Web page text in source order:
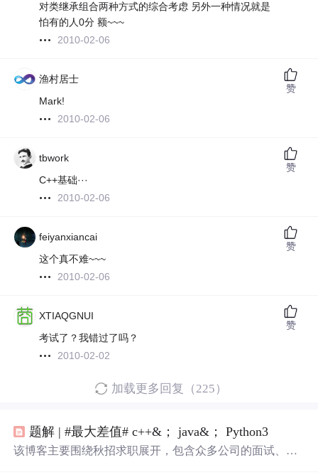
对类继承组合两种方式的综合考虑 另外一种情况就是
怕有的人0分 额~~~
2010-02-06
渔村居士
Mark!
2010-02-06
赞
tbwork
C++基础···
2010-02-06
赞
feiyanxiancai
这个真不难~~~
2010-02-06
赞
XTIAQGNUI
考试了？我错过了吗？
2010-02-02
赞
加载更多回复（225）
题解 | #最大差值# c++&； java&； Python3
该博客主要围绕秋招求职展开，包含众多公司的面试、笔